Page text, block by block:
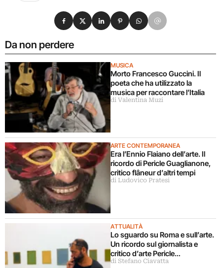
Da non perdere
MUSICA
Morto Francesco Guccini. Il
poeta che ha utilizzato la
musica per raccontare l’Italia
di Valentina Muzi
ARTE CONTEMPORANEA
Era l’Ennio Flaiano dell’arte. Il
ricordo di Pericle Guaglianone,
critico flâneur d’altri tempi
di Ludovico Pratesi
ATTUALITÀ
Lo sguardo su Roma e sull’arte.
Un ricordo sul giornalista e
critico d’arte Pericle
Guaglianone
di Stefano Ciavatta
Condividi su Facebook
Condividi su X
Condividi su LinkedIn
Condividi su Pinterest
Condividi su WhatsApp
Condividi su Email